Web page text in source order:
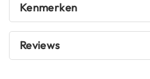
R
a
c
e
h
Kenmerken
Reviews